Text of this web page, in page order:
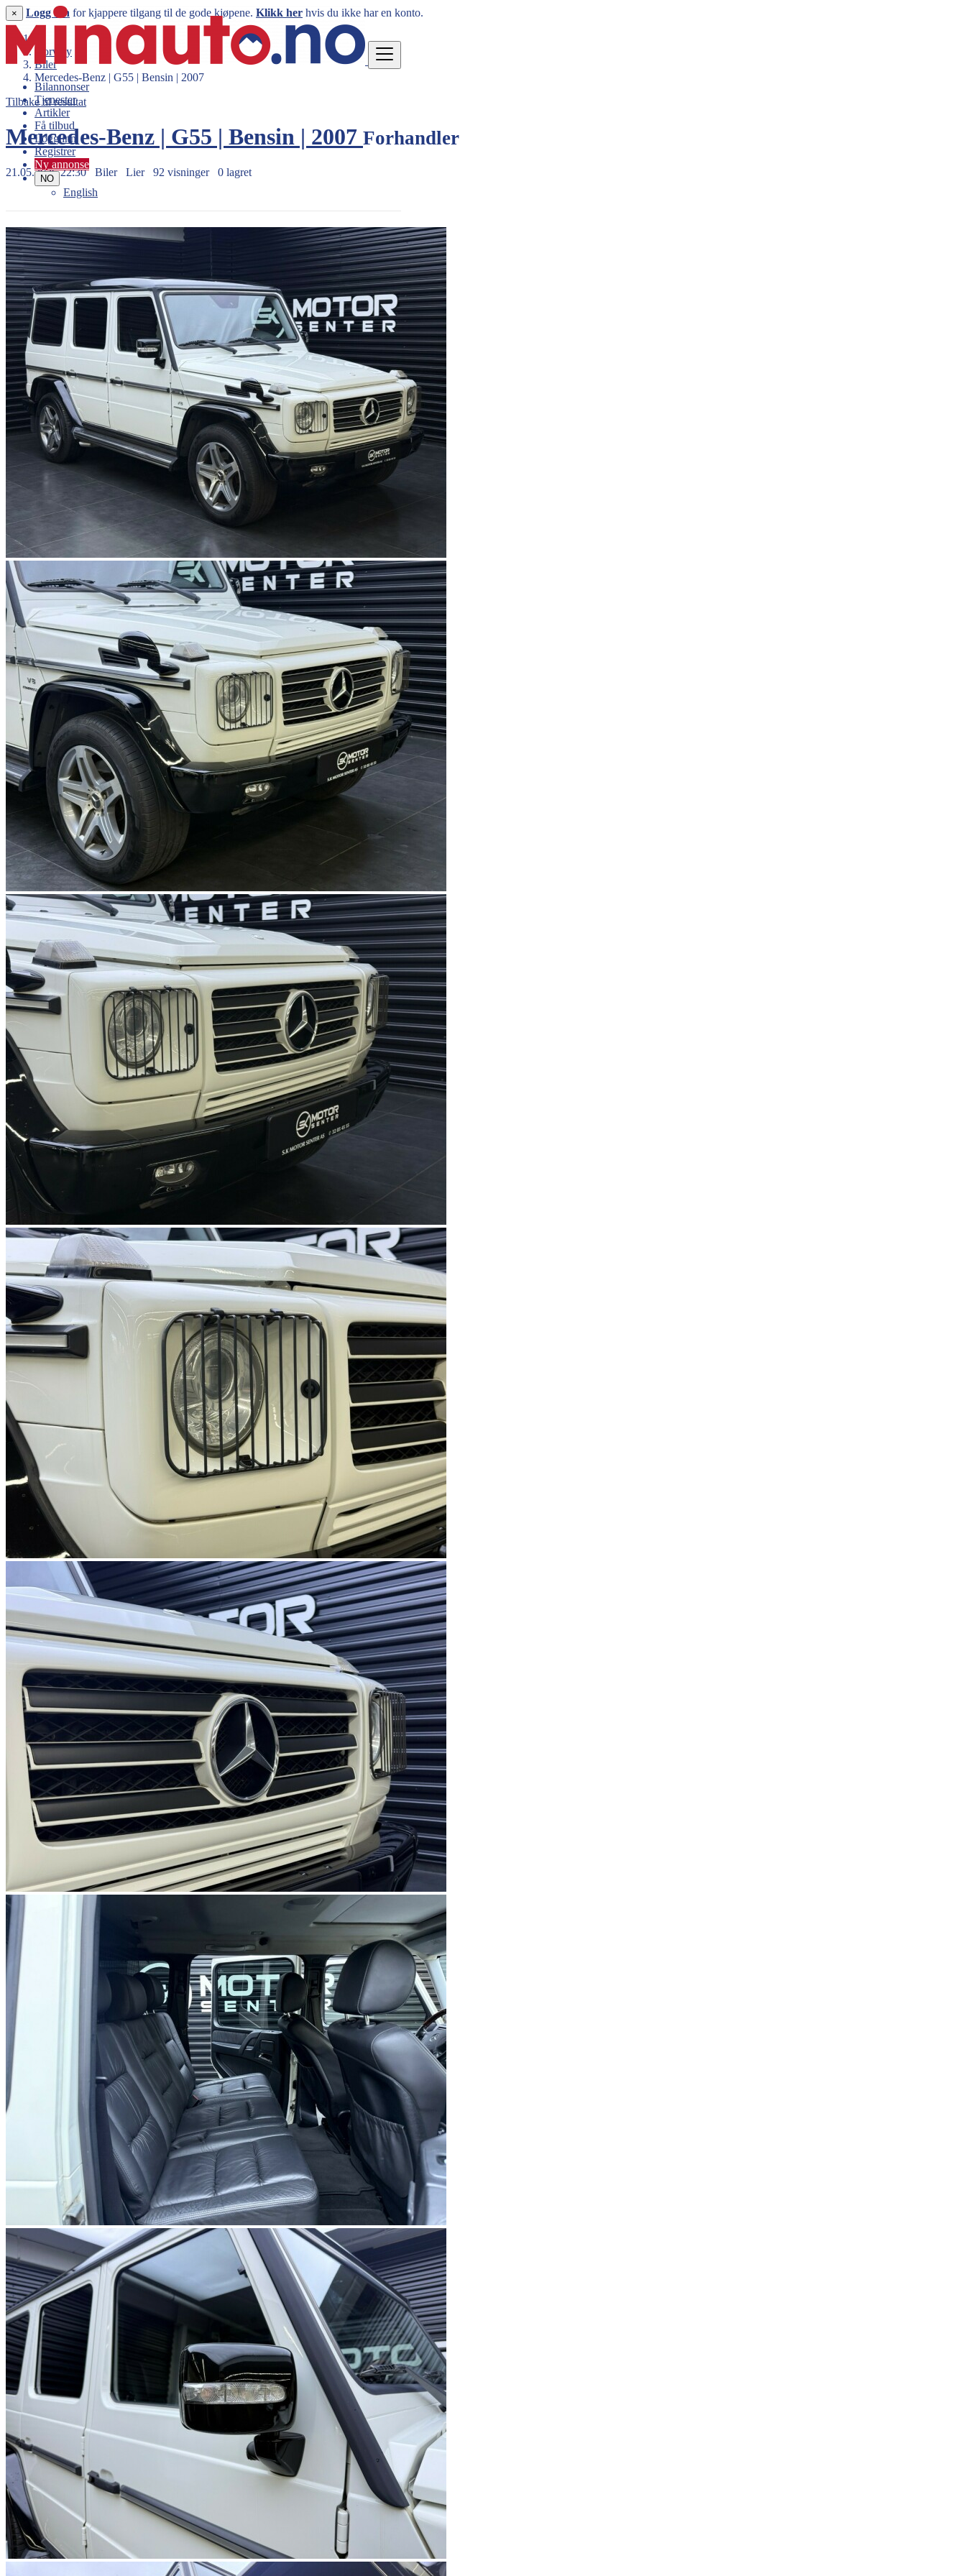
Bilannonser
Tjenester
Artikler
Få tilbud
Logg inn
Registrer
Ny annonse
NO
English
× Logg inn for kjappere tilgang til de gode kjøpene. Klikk her hvis du ikke har en konto.
Norway
Biler
Mercedes-Benz | G55 | Bensin | 2007
Tilbake til resultat
Mercedes-Benz | G55 | Bensin | 2007 Forhandler
21.05.2026 22:30 Biler Lier 92 visninger 0 lagret
599.999 kr